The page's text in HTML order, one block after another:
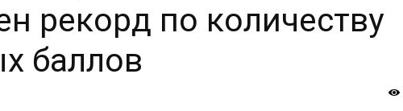
рекорд по количеству
баллов